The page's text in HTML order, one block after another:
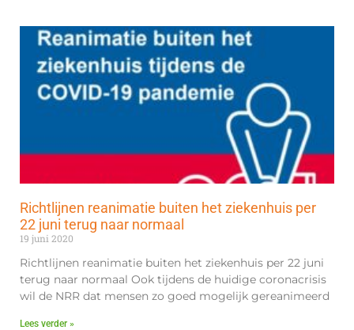
Richtlijnen reanimatie buiten het ziekenhuis per
22 juni terug naar normaal
19 juni 2020
Richtlijnen reanimatie buiten het ziekenhuis per 22 juni
terug naar normaal Ook tijdens de huidige coronacrisis
wil de NRR dat mensen zo goed mogelijk gereanimeerd
Lees verder »